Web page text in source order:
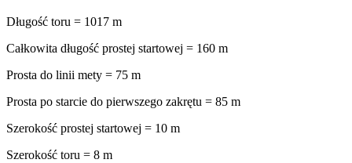
Długość toru = 1017 m
Całkowita długość prostej startowej = 160 m
Prosta do linii mety = 75 m
Prosta po starcie do pierwszego zakrętu = 85 m
Szerokość prostej startowej = 10 m
Szerokość toru = 8 m